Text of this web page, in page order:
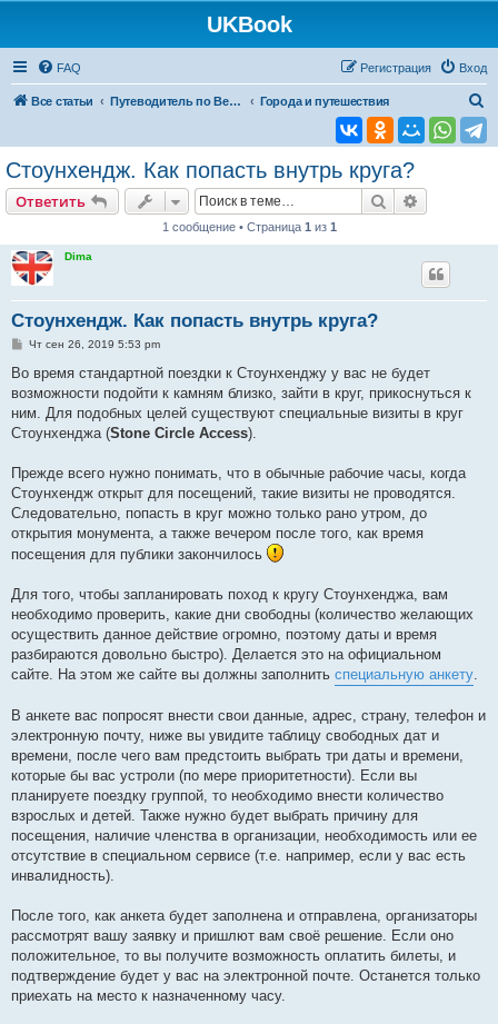
UKBook
FAQ Вход
Регистрация
Все статьи Путеводитель по Великобритании Города и путешествия
Стоунхендж. Как попасть внутрь круга?
Ответить Поиск
1 сообщение • Страница 1 из 1
Dima
Стоунхендж. Как попасть внутрь круга?
С
о
щ
е
и
Чт сен 26, 2019 5:53 pm
Во время стандартной поездки к Стоунхенджу у вас не будет
возможности подойти к камням близко, зайти в круг, прикоснуться к
ним. Для подобных целей существуют специальные визиты в круг
Стоунхенджа (Stone Circle Access).
Прежде всего нужно понимать, что в обычные рабочие часы, когда
Стоунхендж открыт для посещений, такие визиты не проводятся.
Следовательно, попасть в круг можно только рано утром, до
открытия монумента, а также вечером после того, как время
посещения для публики закончилось
Для того, чтобы запланировать поход к кругу Стоунхенджа, вам
необходимо проверить, какие дни свободны (количество желающих
осуществить данное действие огромно, поэтому даты и время
разбираются довольно быстро). Делается это на официальном
сайте. На этом же сайте вы должны заполнить специальную анкету.
В анкете вас попросят внести свои данные, адрес, страну, телефон и
электронную почту, ниже вы увидите таблицу свободных дат и
времени, после чего вам предстоить выбрать три даты и времени,
которые бы вас устроли (по мере приоритетности). Если вы
планируете поездку группой, то необходимо внести количество
взрослых и детей. Также нужно будет выбрать причину для
посещения, наличие членства в организации, необходимость или ее
отсутствие в специальном сервисе (т.е. например, если у вас есть
инвалидность).
После того, как анкета будет заполнена и отправлена, организаторы
рассмотрят вашу заявку и пришлют вам своё решение. Если оно
положительное, то вы получите возможность оплатить билеты, и
подтверждение будет у вас на электронной почте. Останется только
приехать на место к назначенному часу.